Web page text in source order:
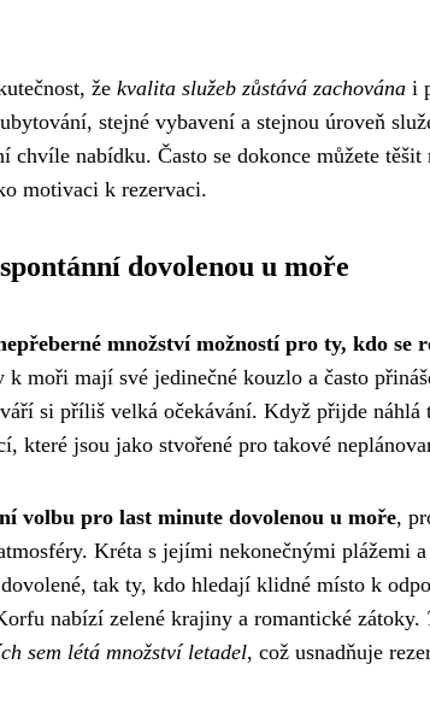
že kvalita služeb zůstává zachována i
stejné vybavení a stejnou úroveň
chvíle nabídku. Často se dokonce můžete
motivaci k rezervaci.
dovolenou u moře
množství možností pro ty, kdo se
k moři mají své jedinečné kouzlo a často
si příliš velká očekávání. Když přijde
které jsou jako stvořené pro takové
volbu pro last minute dovolenou u moře,
Kréta s jejími nekonečnými plážemi
tak ty, kdo hledají klidné místo k
nabízí zelené krajiny a romantické zátoky.
sem létá množství letadel, což usnadňuje